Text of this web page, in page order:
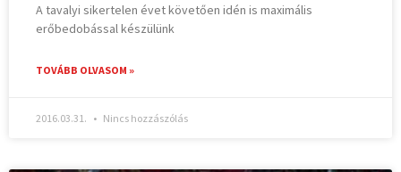
A tavalyi sikertelen évet követően idén is maximális
erőbedobással készülünk
TOVÁBB OLVASOM »
2016.03.31. Nincs hozzászólás